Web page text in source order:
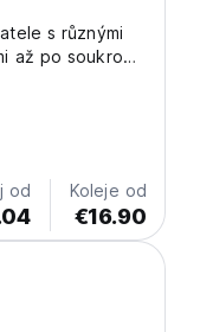
s různými
až po soukromé
od Koleje od
€16.90